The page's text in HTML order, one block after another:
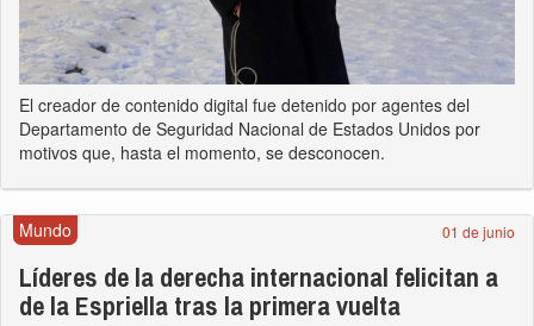
El creador de contenido digital fue detenido por agentes del
Departamento de Seguridad Nacional de Estados Unidos por
motivos que, hasta el momento, se desconocen.
Mundo 01 de junio
Líderes de la derecha internacional felicitan a
de la Espriella tras la primera vuelta